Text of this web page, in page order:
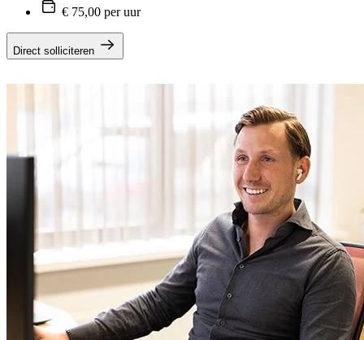
€ 75,00 per uur
Direct solliciteren